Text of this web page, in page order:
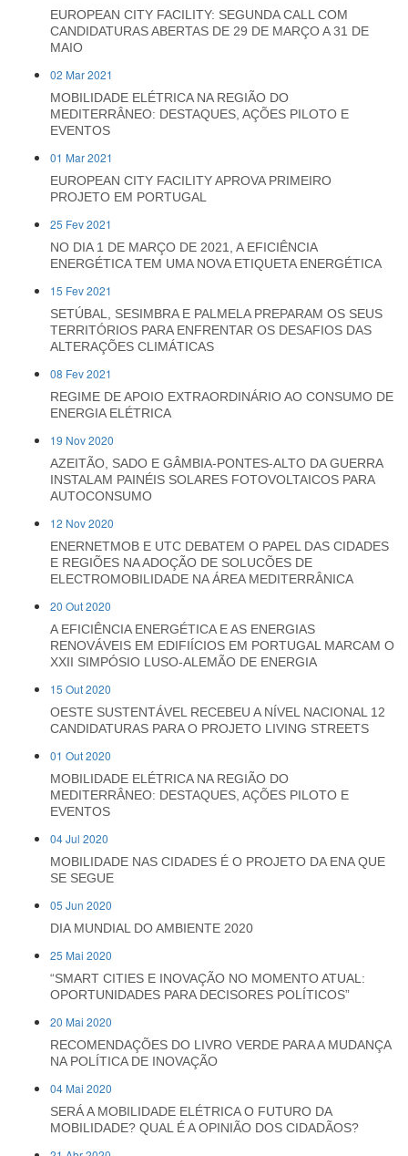
EUROPEAN CITY FACILITY: SEGUNDA CALL COM
CANDIDATURAS ABERTAS DE 29 DE MARÇO A 31 DE
MAIO
02 Mar 2021
MOBILIDADE ELÉTRICA NA REGIÃO DO
MEDITERRÂNEO: DESTAQUES, AÇÕES PILOTO E
EVENTOS
01 Mar 2021
EUROPEAN CITY FACILITY APROVA PRIMEIRO
PROJETO EM PORTUGAL
25 Fev 2021
NO DIA 1 DE MARÇO DE 2021, A EFICIÊNCIA
ENERGÉTICA TEM UMA NOVA ETIQUETA ENERGÉTICA
15 Fev 2021
SETÚBAL, SESIMBRA E PALMELA PREPARAM OS SEUS
TERRITÓRIOS PARA ENFRENTAR OS DESAFIOS DAS
ALTERAÇÕES CLIMÁTICAS
08 Fev 2021
REGIME DE APOIO EXTRAORDINÁRIO AO CONSUMO DE
ENERGIA ELÉTRICA
19 Nov 2020
AZEITÃO, SADO E GÂMBIA-PONTES-ALTO DA GUERRA
INSTALAM PAINÉIS SOLARES FOTOVOLTAICOS PARA
AUTOCONSUMO
12 Nov 2020
ENERNETMOB E UTC DEBATEM O PAPEL DAS CIDADES
E REGIÕES NA ADOÇÃO DE SOLUCÕES DE
ELECTROMOBILIDADE NA ÁREA MEDITERRÂNICA
20 Out 2020
A EFICIÊNCIA ENERGÉTICA E AS ENERGIAS
RENOVÁVEIS EM EDIFIÍCIOS EM PORTUGAL MARCAM O
XXII SIMPÓSIO LUSO-ALEMÃO DE ENERGIA
15 Out 2020
OESTE SUSTENTÁVEL RECEBEU A NÍVEL NACIONAL 12
CANDIDATURAS PARA O PROJETO LIVING STREETS
01 Out 2020
MOBILIDADE ELÉTRICA NA REGIÃO DO
MEDITERRÂNEO: DESTAQUES, AÇÕES PILOTO E
EVENTOS
04 Jul 2020
MOBILIDADE NAS CIDADES É O PROJETO DA ENA QUE
SE SEGUE
05 Jun 2020
DIA MUNDIAL DO AMBIENTE 2020
25 Mai 2020
“SMART CITIES E INOVAÇÃO NO MOMENTO ATUAL:
OPORTUNIDADES PARA DECISORES POLÍTICOS”
20 Mai 2020
RECOMENDAÇÕES DO LIVRO VERDE PARA A MUDANÇA
NA POLÍTICA DE INOVAÇÃO
04 Mai 2020
SERÁ A MOBILIDADE ELÉTRICA O FUTURO DA
MOBILIDADE? QUAL É A OPINIÃO DOS CIDADÃOS?